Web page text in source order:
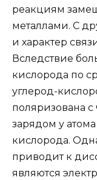
реакциям
металлами. С
и характер
Вследствие
кислорода по
углерод-
поляризована
зарядом у
кислорода.
приводит к
являются